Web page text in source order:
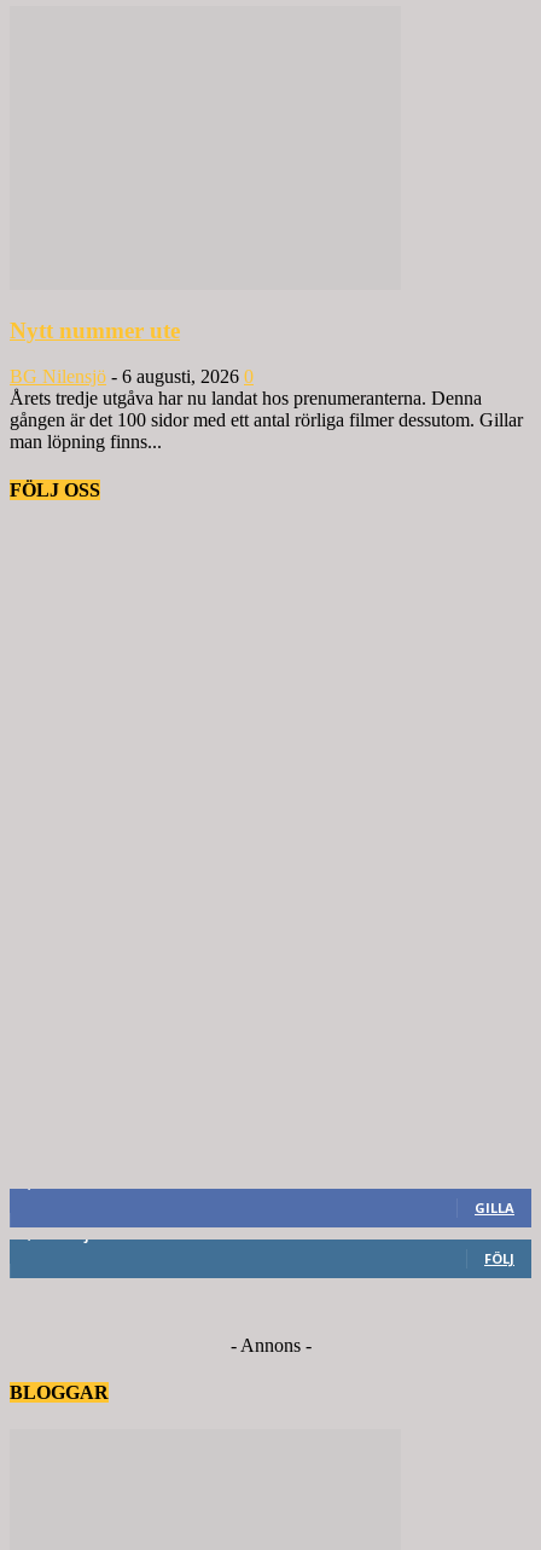
Nytt nummer ute
BG Nilensjö - 6 augusti, 2026 0
Årets tredje utgåva har nu landat hos prenumeranterna. Denna
gången är det 100 sidor med ett antal rörliga filmer dessutom. Gillar
man löpning finns...
FÖLJ OSS
GILLA
FÖLJ
- Annons -
BLOGGAR